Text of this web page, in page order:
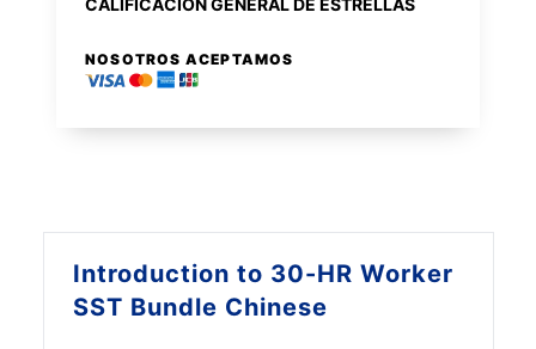
Introduction to 30-HR Worker
SST Bundle Chinese
CALIFICACIÓN GENERAL DE ESTRELLAS
NOSOTROS ACEPTAMOS